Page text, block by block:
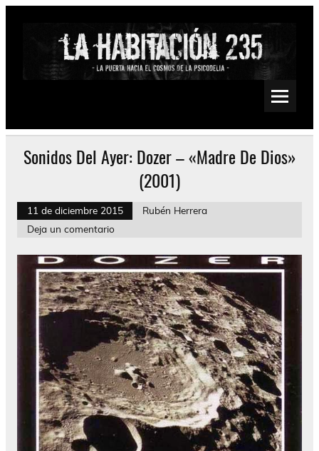
Saltar
Psychedelic, Stoner, Doom, Sludge, Fuzz, Space, Drone
Sonidos Del Ayer: Dozer – «Madre De Dios»
(2001)
11 de diciembre 2015
Rubén Herrera
Deja un comentario